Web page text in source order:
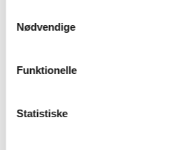
Nødvendige
Funktionelle
Statistiske
30 dages ombytningsret*